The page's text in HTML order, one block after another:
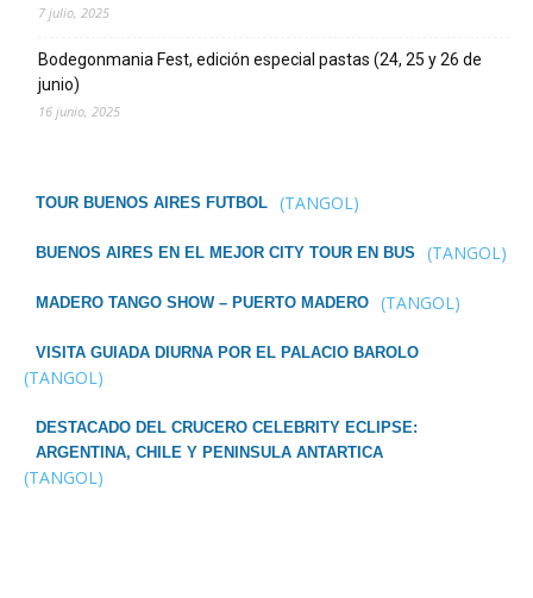
7 julio, 2025
Bodegonmania Fest, edición especial pastas (24, 25 y 26 de
junio)
16 junio, 2025
TOUR BUENOS AIRES FUTBOL (TANGOL)
BUENOS AIRES EN EL MEJOR CITY TOUR EN BUS (TANGOL)
MADERO TANGO SHOW – PUERTO MADERO (TANGOL)
VISITA GUIADA DIURNA POR EL PALACIO BAROLO
(TANGOL)
DESTACADO DEL CRUCERO CELEBRITY ECLIPSE:
ARGENTINA, CHILE Y PENINSULA ANTARTICA
(TANGOL)